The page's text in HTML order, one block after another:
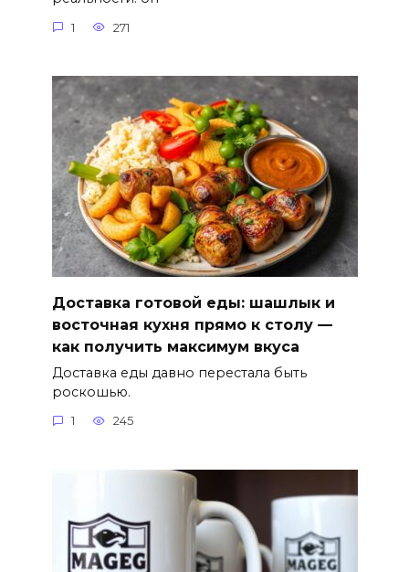
1 271
Доставка готовой еды: шашлык и
восточная кухня прямо к столу —
как получить максимум вкуса
Доставка еды давно перестала быть
роскошью.
1 245